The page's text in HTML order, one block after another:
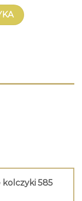
kolczyki 585